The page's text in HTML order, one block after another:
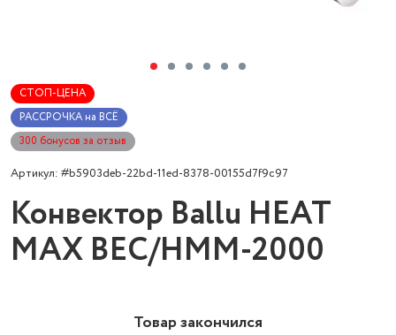
СТОП-ЦЕНА
РАССРОЧКА на ВСЁ
300 бонусов за отзыв
Артикул: #b5903deb-22bd-11ed-8378-00155d7f9c97
Конвектор Ballu HEAT
MAX BEC/HMM-2000
Товар закончился